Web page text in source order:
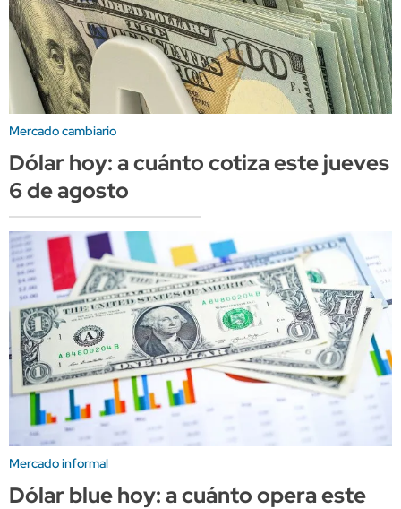
Mercado cambiario
Dólar hoy: a cuánto cotiza este jueves
6 de agosto
Mercado informal
Dólar blue hoy: a cuánto opera este